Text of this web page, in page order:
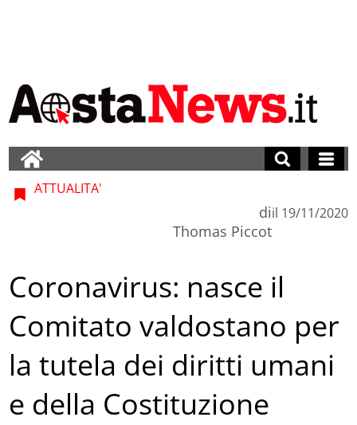
ATTUALITA'
di
Thomas Piccot
il 19/11/2020
Coronavirus: nasce il
Comitato valdostano per
la tutela dei diritti umani
e della Costituzione